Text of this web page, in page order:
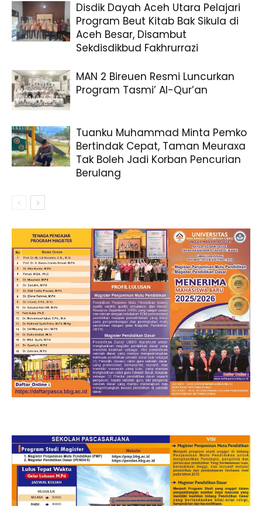
Disdik Dayah Aceh Utara Pelajari
Program Beut Kitab Bak Sikula di
Aceh Besar, Disambut
Sekdisdikbud Fakhrurrazi
MAN 2 Bireuen Resmi Luncurkan
Program Tasmi’ Al-Qur’an
Tuanku Muhammad Minta Pemko
Bertindak Cepat, Taman Meuraxa
Tak Boleh Jadi Korban Pencurian
Berulang